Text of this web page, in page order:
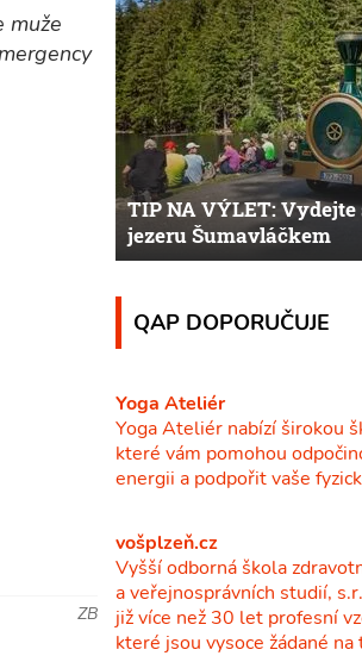
muže
ZB
TIP NA VÝLET: Vydejte
jezeru Šumavláčkem
QAP DOPORUČUJE
Yoga Ateliér
Yoga Ateliér nabízí širokou
které vám pomohou
energii a podpořit vaše
vošplzeň.cz
Vyšší odborná škola
a veřejnosprávních studií,
již více než 30 let profesní
které jsou vysoce žádané na